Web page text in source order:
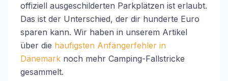
offiziell ausgeschilderten Parkplätzen ist erlaubt.
Das ist der Unterschied, der dir hunderte Euro
sparen kann. Wir haben in unserem Artikel
über die häufigsten Anfängerfehler in
Dänemark noch mehr Camping-Fallstricke
gesammelt.